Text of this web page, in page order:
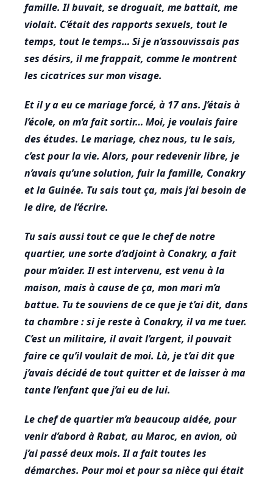
famille. Il buvait, se droguait, me battait, me
violait. C’était des rapports sexuels, tout le
temps, tout le temps… Si je n’assouvissais pas
ses désirs, il me frappait, comme le montrent
les cicatrices sur mon visage.
Et il y a eu ce mariage forcé, à 17 ans. J’étais à
l’école, on m’a fait sortir… Moi, je voulais faire
des études. Le mariage, chez nous, tu le sais,
c’est pour la vie. Alors, pour redevenir libre, je
n’avais qu’une solution, fuir la famille, Conakry
et la Guinée. Tu sais tout ça, mais j’ai besoin de
le dire, de l’écrire.
Tu sais aussi tout ce que le chef de notre
quartier, une sorte d’adjoint à Conakry, a fait
pour m’aider. Il est intervenu, est venu à la
maison, mais à cause de ça, mon mari m’a
battue. Tu te souviens de ce que je t’ai dit, dans
ta chambre : si je reste à Conakry, il va me tuer.
C’est un militaire, il avait l’argent, il pouvait
faire ce qu’il voulait de moi. Là, je t’ai dit que
j’avais décidé de tout quitter et de laisser à ma
tante l’enfant que j’ai eu de lui.
Le chef de quartier m’a beaucoup aidée, pour
venir d’abord à Rabat, au Maroc, en avion, où
j’ai passé deux mois. Il a fait toutes les
démarches. Pour moi et pour sa nièce qui était